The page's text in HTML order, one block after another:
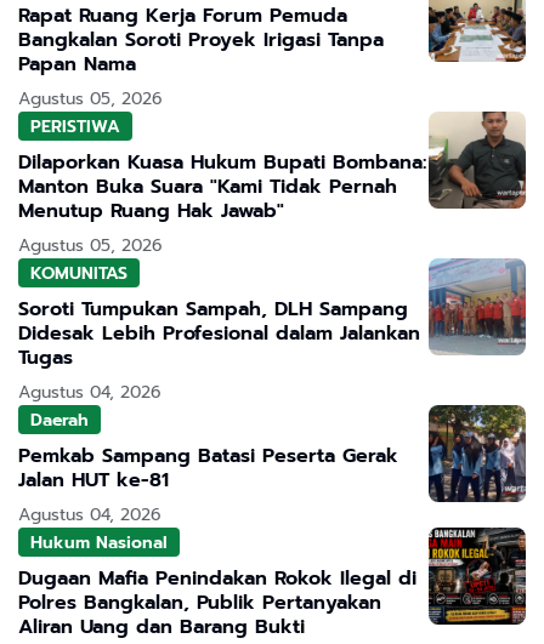
Rapat Ruang Kerja Forum Pemuda
Bangkalan Soroti Proyek Irigasi Tanpa
Papan Nama
Agustus 05, 2026
PERISTIWA
Dilaporkan Kuasa Hukum Bupati Bombana:
Manton Buka Suara "Kami Tidak Pernah
Menutup Ruang Hak Jawab"
Agustus 05, 2026
KOMUNITAS
Soroti Tumpukan Sampah, DLH Sampang
Didesak Lebih Profesional dalam Jalankan
Tugas
Agustus 04, 2026
Daerah
Pemkab Sampang Batasi Peserta Gerak
Jalan HUT ke-81
Agustus 04, 2026
Hukum Nasional
Dugaan Mafia Penindakan Rokok Ilegal di
Polres Bangkalan, Publik Pertanyakan
Aliran Uang dan Barang Bukti